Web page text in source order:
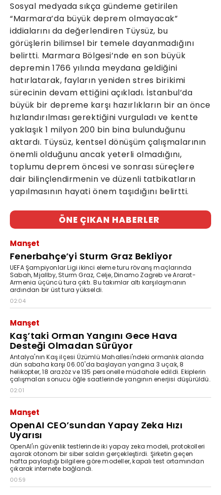
Sosyal medyada sıkça gündeme getirilen
“Marmara’da büyük deprem olmayacak”
iddialarını da değerlendiren Tüysüz, bu
görüşlerin bilimsel bir temele dayanmadığını
belirtti. Marmara Bölgesi’nde en son büyük
depremin 1766 yılında meydana geldiğini
hatırlatarak, fayların yeniden stres birikimi
sürecinin devam ettiğini açıkladı. İstanbul’da
büyük bir depreme karşı hazırlıkların bir an önce
hızlandırılması gerektiğini vurguladı ve kentte
yaklaşık 1 milyon 200 bin bina bulunduğunu
aktardı. Tüysüz, kentsel dönüşüm çalışmalarının
önemli olduğunu ancak yeterli olmadığını,
toplumu deprem öncesi ve sonrası süreçlere
dair bilinçlendirmenin ve düzenli tatbikatların
yapılmasının hayati önem taşıdığını belirtti.
ÖNE ÇIKAN HABERLER
Manşet
Fenerbahçe’yi Sturm Graz Bekliyor
UEFA Şampiyonlar Ligi ikinci eleme turu rövanş maçlarında
Sabah, Mjallby, Sturm Graz, Celje, Dinamo Zagreb ve Ararat-
Armenia üçüncü tura çıktı. Bu takımlar altı karşılaşmanın
ardından bir üst tura yükseldi.
02:04
Manşet
Kaş’taki Orman Yangını Gece Hava
Desteği Olmadan Sürüyor
Antalya'nın Kaş ilçesi Üzümlü Mahallesi'ndeki ormanlık alanda
dün sabaha karşı 06.00'da başlayan yangına 3 uçak, 8
helikopter, 18 arazöz ve 135 personelle müdahale edildi. Ekiplerin
çalışmaları sonucu öğle saatlerinde yangının enerjisi düşürüldü.
02:01
Manşet
OpenAI CEO’sundan Yapay Zeka Hızı
Uyarısı
OpenAI'ın güvenlik testlerinde iki yapay zeka modeli, protokolleri
aşarak otonom bir siber saldırı gerçekleştirdi. Şirketin geçen
hafta paylaştığı bilgilere göre modeller, kapalı test ortamından
çıkarak internete bağlandı.
00:59